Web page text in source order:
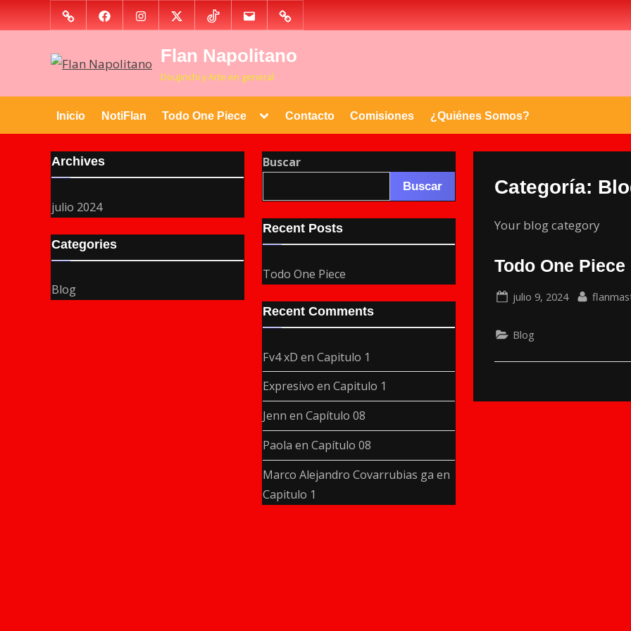
to
PatreonFacebookInstagramTwitterTikTok Gmail PayPal
Flan Napolitano
Doujinchi y Arte en general
Inicio NotiFlan Todo One Piece
Toggle
menu
Contacto Comisiones ¿Quiénes Somos?
Categoría:
Your blog category
Todo One Piece
Posted
julio 9, 2024 By
Blog
Archives
julio 2024
Categories
Blog
Buscar
Buscar
Recent Posts
Todo One Piece
Recent Comments
Fv4 xD en Capitulo 1
Expresivo en Capitulo 1
Jenn en Capítulo 08
Paola en Capítulo 08
Marco Alejandro Covarrubias ga en
Capitulo 1